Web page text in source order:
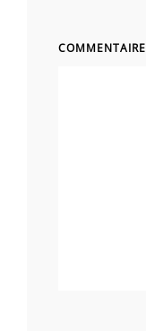
COMMENTAIRE